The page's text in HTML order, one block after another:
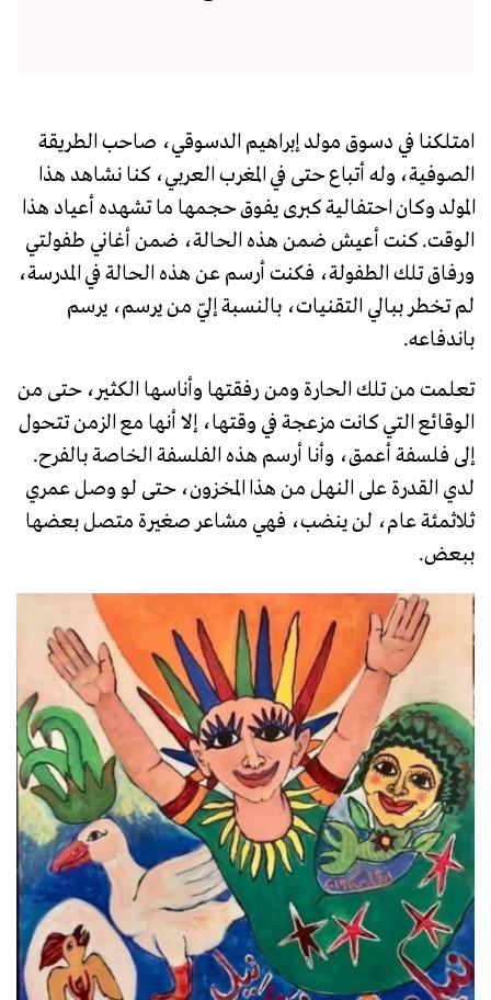
امتلكنا في دسوق مولد إبراهيم الدسوقي، صاحب الطريقة
الصوفية، وله أتباع حتى في المغرب العربي، كنا نشاهد هذا
المولد وكان احتفالية كبرى يفوق حجمها ما تشهده أعياد هذا
الوقت. كنت أعيش ضمن هذه الحالة، ضمن أغاني طفولتي
ورفاق تلك الطفولة، فكنت أرسم عن هذه الحالة في المدرسة،
لم تخطر ببالي التقنيات، بالنسبة إليّ من يرسم، يرسم
باندفاعه.
تعلمت من تلك الحارة ومن رفقتها وأناسها الكثير، حتى من
الوقائع التي كانت مزعجة في وقتها، إلا أنها مع الزمن تتحول
إلى فلسفة أعمق، وأنا أرسم هذه الفلسفة الخاصة بالفرح.
لدي القدرة على النهل من هذا المخزون، حتى لو وصل عمري
ثلاثمئة عام، لن ينضب، فهي مشاعر صغيرة متصل بعضها
ببعض.